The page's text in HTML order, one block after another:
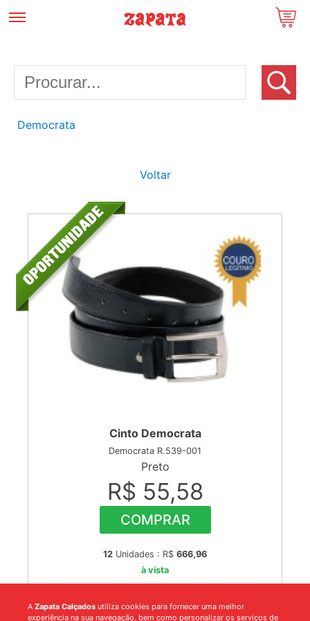
Democrata
Voltar
Cinto Democrata
Democrata R.539-001
Preto
R$ 55,58
COMPRAR
12 Unidades : R$ 666,96
à vista
A Zapata Calçados utiliza cookies para fornecer uma melhor
experiência na sua navegação, bem como personalizar os serviços de